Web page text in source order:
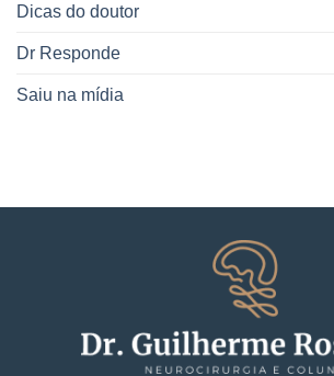
Dicas do doutor
Dr Responde
Saiu na mídia